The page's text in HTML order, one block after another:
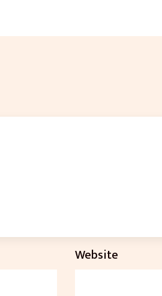
Website